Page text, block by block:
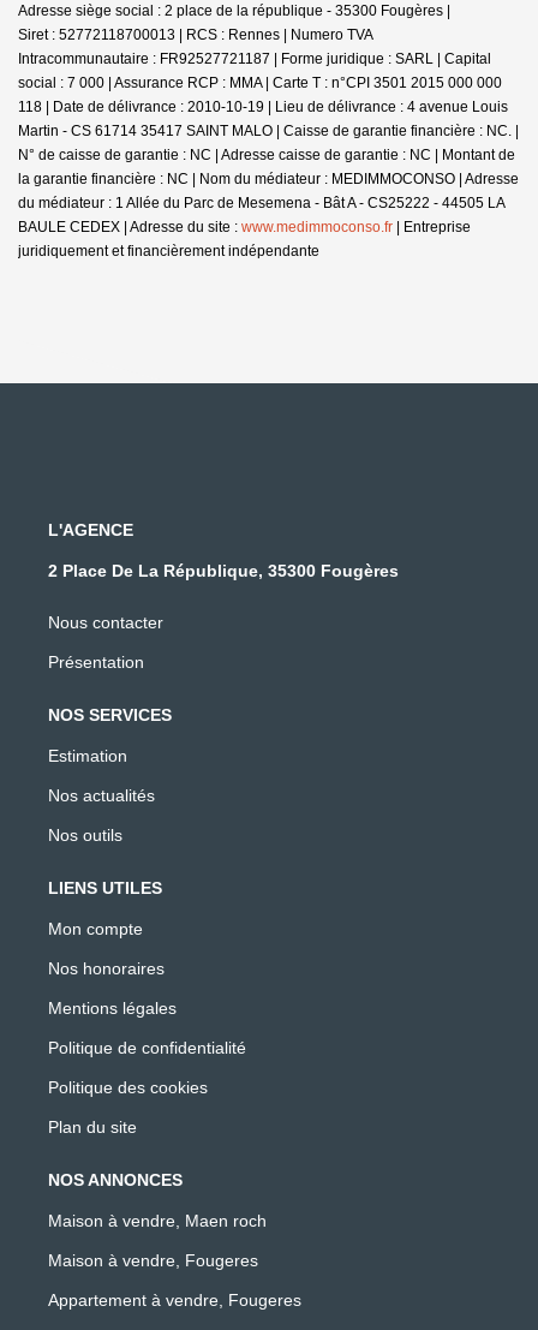
Adresse siège social : 2 place de la république - 35300 Fougères |
Siret : 52772118700013 | RCS : Rennes | Numero TVA
Intracommunautaire : FR92527721187 | Forme juridique : SARL | Capital
social : 7 000 | Assurance RCP : MMA | Carte T : n°CPI 3501 2015 000 000
118 | Date de délivrance : 2010-10-19 | Lieu de délivrance : 4 avenue Louis
Martin - CS 61714 35417 SAINT MALO | Caisse de garantie financière : NC. |
N° de caisse de garantie : NC | Adresse caisse de garantie : NC | Montant de
la garantie financière : NC | Nom du médiateur : MEDIMMOCONSO | Adresse
du médiateur : 1 Allée du Parc de Mesemena - Bât A - CS25222 - 44505 LA
BAULE CEDEX | Adresse du site : www.medimmoconso.fr | Entreprise
juridiquement et financièrement indépendante
L'AGENCE
2 Place De La République, 35300 Fougères
Nous contacter
Présentation
NOS SERVICES
Estimation
Nos actualités
Nos outils
LIENS UTILES
Mon compte
Nos honoraires
Mentions légales
Politique de confidentialité
Politique des cookies
Plan du site
NOS ANNONCES
Maison à vendre, Maen roch
Maison à vendre, Fougeres
Appartement à vendre, Fougeres